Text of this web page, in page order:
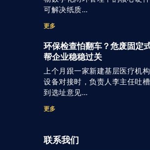
可解决纸质…
更多
环保检查怕翻车？危废固定
帮企业稳稳过关
上个月跟一家新建基层医疗机
设备对接时，负责人李主任吐
到选址意见…
更多
联系我们